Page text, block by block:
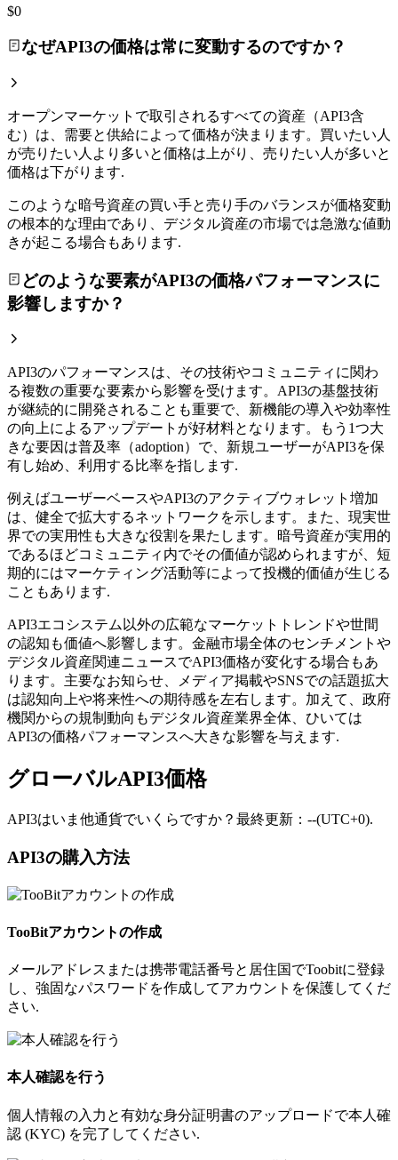
$0
なぜAPI3の価格は常に変動するのですか？
オープンマーケットで取引されるすべての資産（API3含
む）は、需要と供給によって価格が決まります。買いたい人
が売りたい人より多いと価格は上がり、売りたい人が多いと
価格は下がります.
このような暗号資産の買い手と売り手のバランスが価格変動
の根本的な理由であり、デジタル資産の市場では急激な値動
きが起こる場合もあります.
どのような要素がAPI3の価格パフォーマンスに
影響しますか？
API3のパフォーマンスは、その技術やコミュニティに関わ
る複数の重要な要素から影響を受けます。API3の基盤技術
が継続的に開発されることも重要で、新機能の導入や効率性
の向上によるアップデートが好材料となります。もう1つ大
きな要因は普及率（adoption）で、新規ユーザーがAPI3を保
有し始め、利用する比率を指します.
例えばユーザーベースやAPI3のアクティブウォレット増加
は、健全で拡大するネットワークを示します。また、現実世
界での実用性も大きな役割を果たします。暗号資産が実用的
であるほどコミュニティ内でその価値が認められますが、短
期的にはマーケティング活動等によって投機的価値が生じる
こともあります.
API3エコシステム以外の広範なマーケットトレンドや世間
の認知も価値へ影響します。金融市場全体のセンチメントや
デジタル資産関連ニュースでAPI3価格が変化する場合もあ
ります。主要なお知らせ、メディア掲載やSNSでの話題拡大
は認知向上や将来性への期待感を左右します。加えて、政府
機関からの規制動向もデジタル資産業界全体、ひいては
API3の価格パフォーマンスへ大きな影響を与えます.
グローバルAPI3価格
API3はいま他通貨でいくらですか？最終更新：--(UTC+0).
API3の購入方法
TooBitアカウントの作成
メールアドレスまたは携帯電話番号と居住国でToobitに登録
し、強固なパスワードを作成してアカウントを保護してくだ
さい.
本人確認を行う
個人情報の入力と有効な身分証明書のアップロードで本人確
認 (KYC) を完了してください.